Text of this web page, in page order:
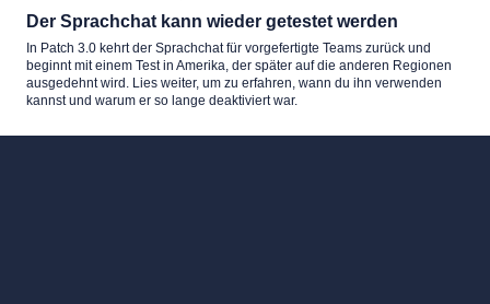
Der Sprachchat kann wieder getestet werden
In Patch 3.0 kehrt der Sprachchat für vorgefertigte Teams zurück und
beginnt mit einem Test in Amerika, der später auf die anderen Regionen
ausgedehnt wird. Lies weiter, um zu erfahren, wann du ihn verwenden
kannst und warum er so lange deaktiviert war.